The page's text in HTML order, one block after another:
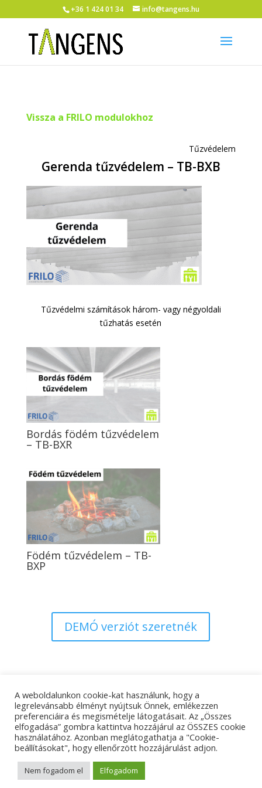
+36 1 424 01 34 info@tangens.hu
Vissza a FRILO modulokhoz
Tűzvédelem
Gerenda tűzvédelem – TB-BXB
Tűzvédelmi számítások három- vagy négyoldali
tűzhatás esetén
Bordás födém tűzvédelem
– TB-BXR
Födém tűzvédelem – TB-
BXP
DEMÓ verziót szeretnék
Adatkezelési tájékoztató
Impresszum
Kapcsolat
© Tangens Kft. - Weboldalkészítés:
Marketing
A weboldalunkon cookie-kat használunk, hogy a
legrelevánsabb élményt nyújtsuk Önnek, emlékezzen
preferenciáira és megismételje látogatásait. Az „Összes
elfogadása” gombra kattintva hozzájárul az ÖSSZES cookie
használatához. Azonban meglátogathatja a "Cookie-
beállításokat", hogy ellenőrzött hozzájárulást adjon.
Nem fogadom el Elfogadom